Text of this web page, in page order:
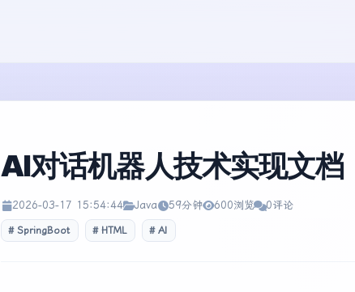
AI对话机器人技术实现文档
2026-03-17 15:54:44 Java 59分钟 600浏览 0评论
SpringBoot HTML AI